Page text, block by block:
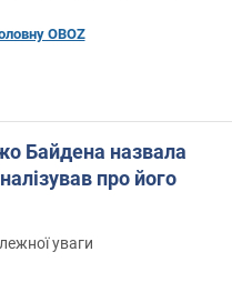
OBOZ
Байдена назвала
про його
уваги